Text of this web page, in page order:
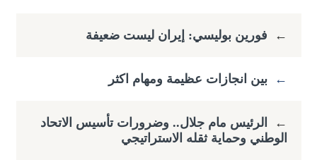
← فورين بوليسي: إيران ليست ضعيفة
← بين انجازات عظيمة ومهام اكثر
←
الرئيس مام جلال.. وضرورات تأسيس الاتحاد
الوطني وحماية ثقله الاستراتيجي